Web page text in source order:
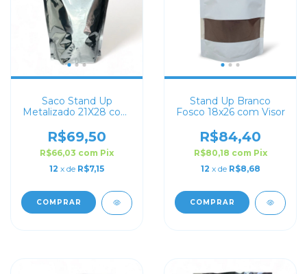
Saco Stand Up
Metalizado 21X28 com
R$69,50
R$66,03 com Pix
12 x de R$7,15
COMPRAR
Stand Up Branco
Fosco 18x26 com Visor
R$84,40
R$80,18 com Pix
12 x de R$8,68
COMPRAR